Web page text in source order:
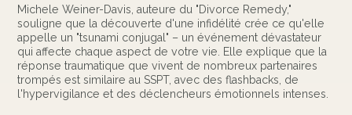
Michele Weiner-Davis, auteure du "Divorce Remedy,"
souligne que la découverte d'une infidélité crée ce qu'elle
appelle un "tsunami conjugal" – un événement dévastateur
qui affecte chaque aspect de votre vie. Elle explique que la
réponse traumatique que vivent de nombreux partenaires
trompés est similaire au SSPT, avec des flashbacks, de
l'hypervigilance et des déclencheurs émotionnels intenses.